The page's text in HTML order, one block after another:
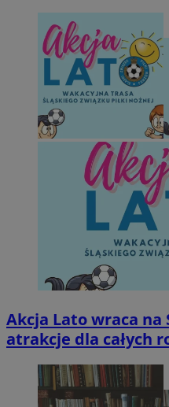
Akcja Lato wraca na
atrakcje dla całych